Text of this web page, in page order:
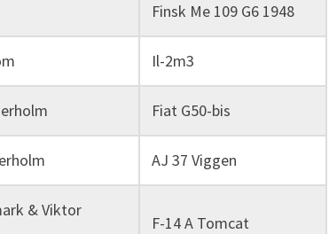
Finsk Me 109 G6 1948
Il-2m3
Fiat G50-bis
AJ 37 Viggen
& Viktor
F-14 A Tomcat